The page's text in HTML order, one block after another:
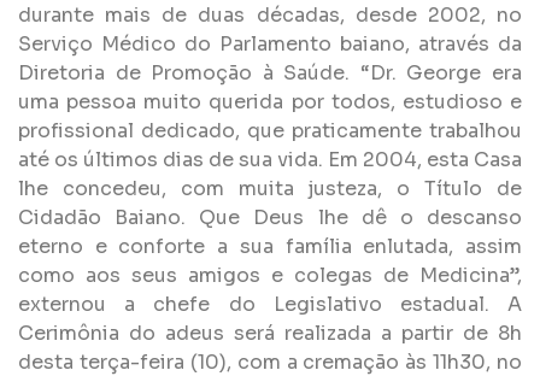
durante mais de duas décadas, desde 2002, no
Serviço Médico do Parlamento baiano, através da
Diretoria de Promoção à Saúde. “Dr. George era
uma pessoa muito querida por todos, estudioso e
profissional dedicado, que praticamente trabalhou
até os últimos dias de sua vida. Em 2004, esta Casa
lhe concedeu, com muita justeza, o Título de
Cidadão Baiano. Que Deus lhe dê o descanso
eterno e conforte a sua família enlutada, assim
como aos seus amigos e colegas de Medicina”,
externou a chefe do Legislativo estadual. A
Cerimônia do adeus será realizada a partir de 8h
desta terça-feira (10), com a cremação às 11h30, no